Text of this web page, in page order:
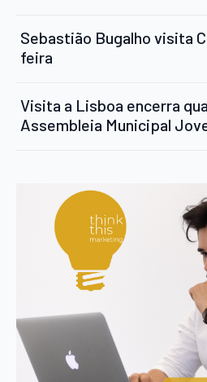
Sebastião Bugalho visita
feira
Visita a Lisboa encerra
Assembleia Municipal